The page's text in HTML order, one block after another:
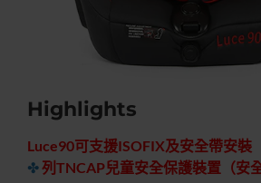
快速出貨
Highlights
Luce90可支援ISOFIX及安全帶安裝
✤列TNCAP兒童安全保護裝置（安